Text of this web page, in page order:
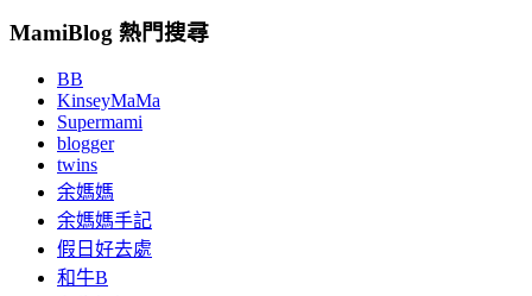
MamiBlog 熱門搜尋
BB
KinseyMaMa
Supermami
blogger
twins
余媽媽
余媽媽手記
假日好去處
和牛B